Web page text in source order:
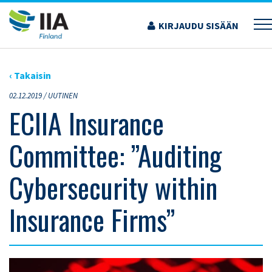
Siirry
sisältöön
KIRJAUDU SISÄÄN
›ARTIKKELIT›ECIIA INSURANCE COMMITTEE: ”AUDITING CYBERSECURITY WITHIN
INSURANCE FIRMS”
‹ Takaisin
02.12.2019 /UUTINEN
ECIIA Insurance
Committee: ”Auditing
Cybersecurity within
Insurance Firms”